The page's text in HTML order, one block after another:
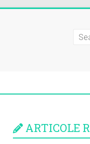
ARTICOLE